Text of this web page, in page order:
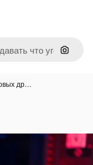
Поиск
др…